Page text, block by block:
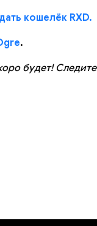
кошелёк RXD.
.
будет! Следите